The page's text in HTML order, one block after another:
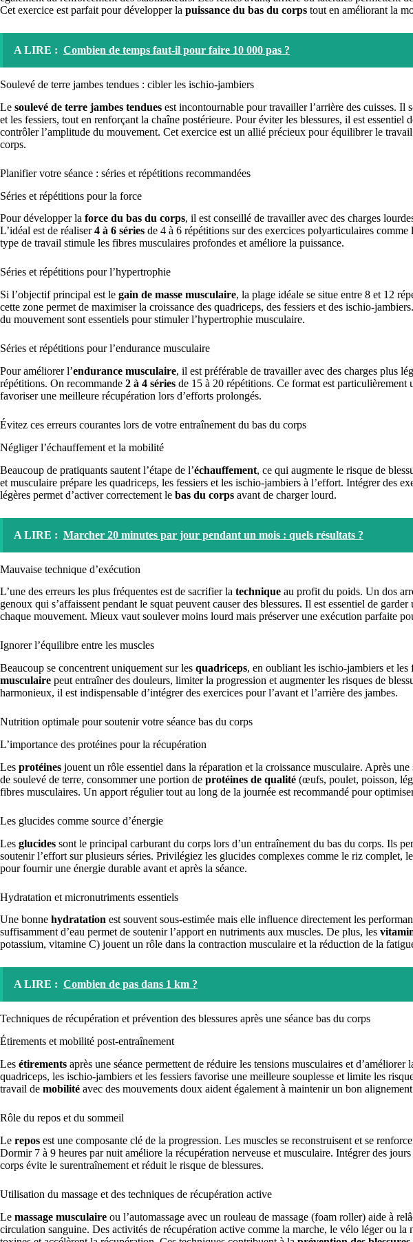
Cet exercice est parfait pour développer la puissance du bas du corps tout en améliorant la
A LIRE : Combien de temps faut-il pour faire 10 000 pas ?
Soulevé de terre jambes tendues : cibler les ischio-jambiers
Le soulevé de terre jambes tendues est incontournable pour travailler l’arrière des cuisses. Il
et les fessiers, tout en renforçant la chaîne postérieure. Pour éviter les blessures, il est essentiel
contrôler l’amplitude du mouvement. Cet exercice est un allié précieux pour équilibrer le travail
corps.
Planifier votre séance : séries et répétitions recommandées
Séries et répétitions pour la force
Pour développer la force du bas du corps, il est conseillé de travailler avec des charges
L’idéal est de réaliser4 à 6 séries de 4 à 6 répétitions sur des exercices polyarticulaires
type de travail stimule les fibres musculaires profondes et améliore la puissance.
Séries et répétitions pour l’hypertrophie
Si l’objectif principal est le gain de masse musculaire, la plage idéale se situe entre 8 et 12
cette zone permet de maximiser la croissance des quadriceps, des fessiers et des ischio-
du mouvement sont essentiels pour stimuler l’hypertrophie musculaire.
Séries et répétitions pour l’endurance musculaire
Pour améliorer l’endurance musculaire, il est préférable de travailler avec des charges plus
répétitions. On recommande 2 à 4 séries de 15 à 20 répétitions. Ce format est particulièrement
favoriser une meilleure récupération lors d’efforts prolongés.
Évitez ces erreurs courantes lors de votre entraînement du bas du corps
Négliger l’échauffement et la mobilité
Beaucoup de pratiquants sautent l’étape de l’échauffement, ce qui augmente le risque de
et musculaire prépare les quadriceps, les fessiers et les ischio-jambiers à l’effort. Intégrer des
légères permet d’activer correctement le bas du corps avant de charger lourd.
A LIRE : Marcher 20 minutes par jour pendant un mois : quels résultats ?
Mauvaise technique d’exécution
L’une des erreurs les plus fréquentes est de sacrifier la technique au profit du poids. Un dos
genoux qui s’affaissent pendant le squat peuvent causer des blessures. Il est essentiel de
chaque mouvement. Mieux vaut soulever moins lourd mais préserver une exécution parfaite
Ignorer l’équilibre entre les muscles
Beaucoup se concentrent uniquement sur les quadriceps, en oubliant les ischio-jambiers et les
musculaire peut entraîner des douleurs, limiter la progression et augmenter les risques de
harmonieux, il est indispensable d’intégrer des exercices pour l’avant et l’arrière des jambes.
Nutrition optimale pour soutenir votre séance bas du corps
L’importance des protéines pour la récupération
Les protéines jouent un rôle essentiel dans la réparation et la croissance musculaire. Après une
de soulevé de terre, consommer une portion de protéines de qualité (œufs, poulet, poisson,
fibres musculaires. Un apport régulier tout au long de la journée est recommandé pour
Les glucides comme source d’énergie
Les glucides sont le principal carburant du corps lors d’un entraînement du bas du corps. Ils
soutenir l’effort sur plusieurs séries. Privilégiez les glucides complexes comme le riz complet,
pour fournir une énergie durable avant et après la séance.
Hydratation et micronutriments essentiels
Une bonne hydratation est souvent sous-estimée mais elle influence directement les
suffisamment d’eau permet de soutenir l’apport en nutriments aux muscles. De plus, les
potassium, vitamine C) jouent un rôle dans la contraction musculaire et la réduction de la
A LIRE : Combien de pas dans 1 km ?
Techniques de récupération et prévention des blessures après une séance bas du corps
Étirements et mobilité post-entraînement
Les étirements après une séance permettent de réduire les tensions musculaires et
quadriceps, les ischio-jambiers et les fessiers favorise une meilleure souplesse et limite les
travail de mobilité avec des mouvements doux aident également à maintenir un bon
Rôle du repos et du sommeil
Le repos est une composante clé de la progression. Les muscles se reconstruisent et se
Dormir 7 à 9 heures par nuit améliore la récupération nerveuse et musculaire. Intégrer des jours
corps évite le surentraînement et réduit le risque de blessures.
Utilisation du massage et des techniques de récupération active
Le massage musculaire ou l’automassage avec un rouleau de massage (foam roller) aide à
circulation sanguine. Des activités de récupération active comme la marche, le vélo léger ou la